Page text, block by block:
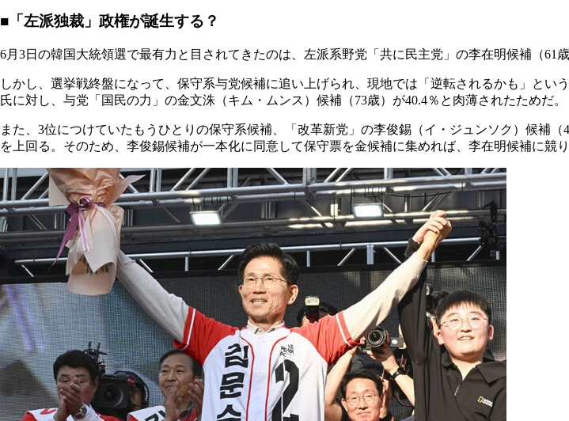
■「左派独裁」政権が誕生する？
6月3日の韓国大統領選で最有力と目されてきたのは、左派系野党「共に民主党」の李在明候補（61歳
しかし、選挙戦終盤になって、保守系与党候補に追い上げられ、現地では「逆転されるかも」と
氏に対し、与党「国民の力」の金文洙（キム・ムンス）候補（73歳）が40.4％と肉薄されたためだ。
また、3位につけていたもうひとりの保守系候補、「改革新党」の李俊錫（イ・ジュンソク）候補
を上回る。そのため、李俊錫候補が一本化に同意して保守票を金候補に集めれば、李在明候補に競